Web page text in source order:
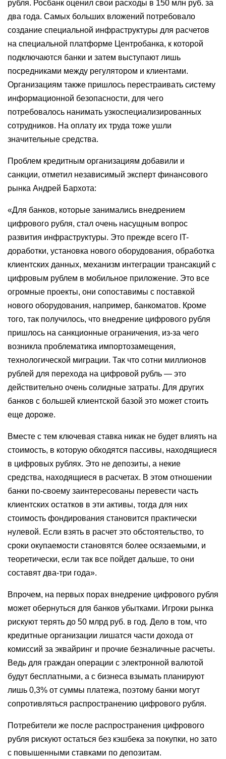
рубля. Росбанк оценил свои расходы в 150 млн руб. за
два года. Самых больших вложений потребовало
создание специальной инфраструктуры для расчетов
на специальной платформе Центробанка, к которой
подключаются банки и затем выступают лишь
посредниками между регулятором и клиентами.
Организациям также пришлось перестраивать систему
информационной безопасности, для чего
потребовалось нанимать узкоспециализированных
сотрудников. На оплату их труда тоже ушли
значительные средства.
Проблем кредитным организациям добавили и
санкции, отметил независимый эксперт финансового
рынка Андрей Бархота:
«Для банков, которые занимались внедрением
цифрового рубля, стал очень насущным вопрос
развития инфраструктуры. Это прежде всего IT-
доработки, установка нового оборудования, обработка
клиентских данных, механизм интеграции трансакций с
цифровым рублем в мобильное приложение. Это все
огромные проекты, они сопоставимы с поставкой
нового оборудования, например, банкоматов. Кроме
того, так получилось, что внедрение цифрового рубля
пришлось на санкционные ограничения, из-за чего
возникла проблематика импортозамещения,
технологической миграции. Так что сотни миллионов
рублей для перехода на цифровой рубль — это
действительно очень солидные затраты. Для других
банков с большей клиентской базой это может стоить
еще дороже.
Вместе с тем ключевая ставка никак не будет влиять на
стоимость, в которую обходятся пассивы, находящиеся
в цифровых рублях. Это не депозиты, а некие
средства, находящиеся в расчетах. В этом отношении
банки по-своему заинтересованы перевести часть
клиентских остатков в эти активы, тогда для них
стоимость фондирования становится практически
нулевой. Если взять в расчет это обстоятельство, то
сроки окупаемости становятся более осязаемыми, и
теоретически, если так все пойдет дальше, то они
составят два-три года».
Впрочем, на первых порах внедрение цифрового рубля
может обернуться для банков убытками. Игроки рынка
рискуют терять до 50 млрд руб. в год. Дело в том, что
кредитные организации лишатся части дохода от
комиссий за эквайринг и прочие безналичные расчеты.
Ведь для граждан операции с электронной валютой
будут бесплатными, а с бизнеса взымать планируют
лишь 0,3% от суммы платежа, поэтому банки могут
сопротивляться распространению цифрового рубля.
Потребители же после распространения цифрового
рубля рискуют остаться без кэшбека за покупки, но зато
с повышенными ставками по депозитам.